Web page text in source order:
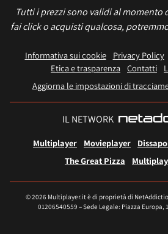
Tutti i prezzi sono validi al momento
fai click o acquisti qualcosa,
Informativa sui cookie Privacy Policy
Etica e trasparenza Contatti
Aggiorna le impostazioni di
IL NETWORK
Multiplayer Movieplayer
The Great Pizza
© 2026 Multiplayer.it è di proprietà di NetAddiction
01206540559 – Sede Legale: Piazza Europa,